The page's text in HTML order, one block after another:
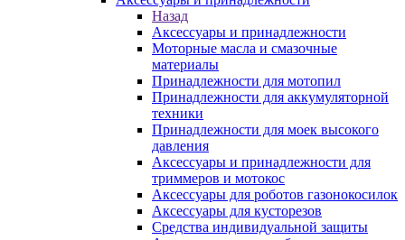
Назад
Аксессуары и принадлежности
Моторные масла и смазочные
материалы
Принадлежности для мотопил
Принадлежности для аккумуляторной
техники
Принадлежности для моек высокого
давления
Аксессуары и принадлежности для
триммеров и мотокос
Аксессуары для роботов газонокосилок
Аксессуары для кусторезов
Средства индивидуальной защиты